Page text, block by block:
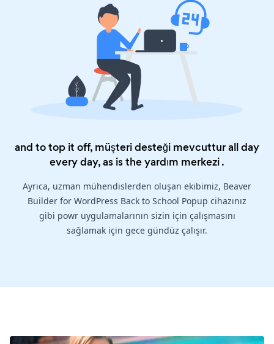
and to top it off, müşteri desteği mevcuttur all day
every day, as is theyardım merkezi.
Ayrıca, uzman mühendislerden oluşan ekibimiz, Beaver
Builder for WordPress Back to School Popup cihazınız
gibi powr uygulamalarının sizin için çalışmasını
sağlamak için gece gündüz çalışır.